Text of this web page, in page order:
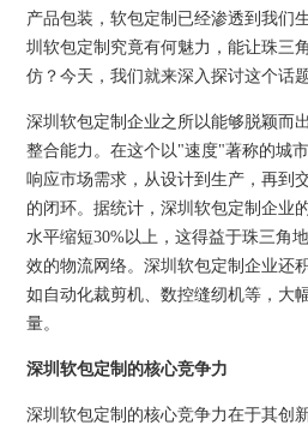
产品包装，软包定制已经渗透到我们
圳软包定制究竟有何魅力，能让珠三
仿？今天，我们就来深入探讨这个话题
深圳软包定制企业之所以能够脱颖而
整合能力。在这个以"速度"著称的城
响应市场需求，从设计到生产，再到
的闭环。据统计，深圳软包定制企业
水平缩短30%以上，这得益于珠三角
效的物流网络。深圳软包定制企业还
如自动化裁剪机、数控缝纫机等，大
量。
深圳软包定制的核心竞争力
深圳软包定制的核心竞争力在于其创